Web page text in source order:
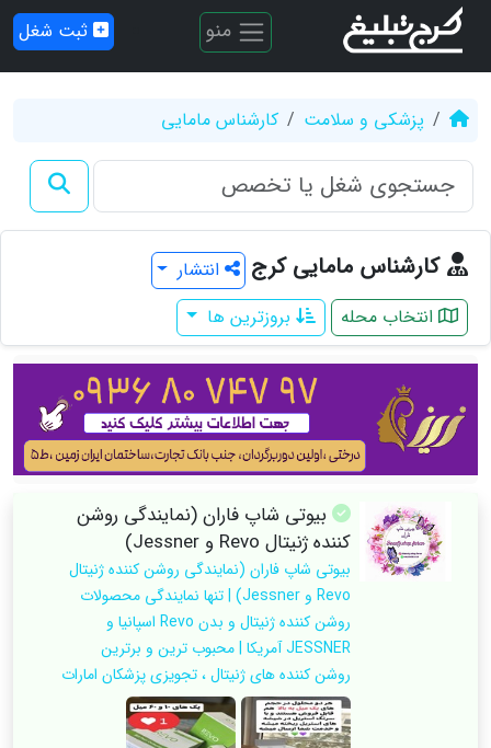
منو ثبت شغل
پزشکی و سلامت کارشناس مامایی
کارشناس مامایی کرج
انتشار
انتخاب محله
بروزترین ها
بیوتی شاپ فاران (نمایندگی روشن
کننده ژنیتال Revo و Jessner)
بیوتی شاپ فاران (نمایندگی روشن کننده ژنیتال
Revo و Jessner) | تنها نمایندگی محصولات
روشن کننده ژنیتال و بدن Revo اسپانیا و
JESSNER آمریکا | محبوب ترین و برترین
روشن کننده های ژنیتال ، تجویزی پزشکان امارات